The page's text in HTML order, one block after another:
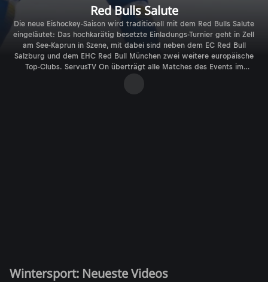
Red Bulls Salute
Die neue Eishockey-Saison wird traditionell mit dem Red Bulls Salute
eingeläutet: Das hochkarätig besetzte Einladungs-Turnier geht in Zell
am See-Kaprun in Szene, mit dabei sind neben dem EC Red Bull
Salzburg und dem EHC Red Bull München zwei weitere europäische
Top-Clubs. ServusTV On überträgt alle Matches des Events im
kostenlosen Livestream.
Wintersport: Neueste Videos